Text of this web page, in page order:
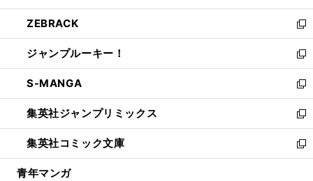
開
く
ウ
で
開
く
ン
ド
ウ
で
開
く
ウ
ィ
ン
ド
ウ
で
開
く
し
い
ウ
ィ
ン
ド
ウ
で
開
く
ZEBRACK
新
し
い
ウ
ィ
ン
ド
ウ
で
開
ジャンプルーキー！
新
し
い
ウ
ィ
ン
ド
ウ
S-MANGA
新
し
い
ウ
ィ
ン
集英社ジャンプリミックス
新
し
い
ウ
集英社コミック文庫
新
し
青年マンガ